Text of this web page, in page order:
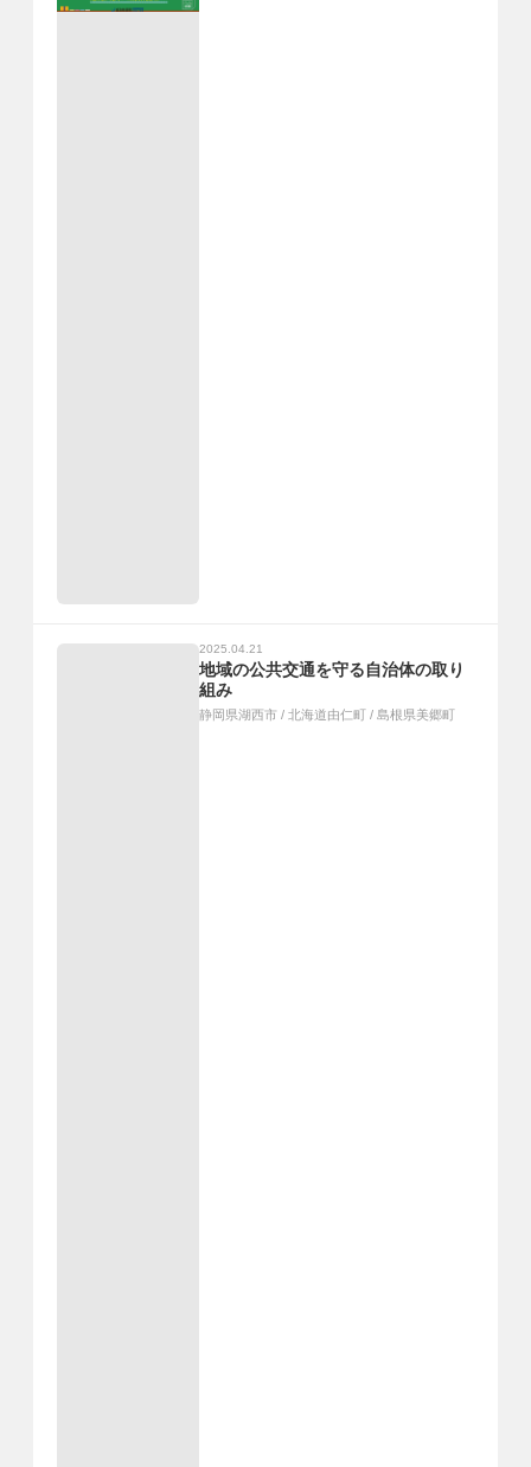
2025.04.21
地域の公共交通を守る自治体の取り
組み
静岡県湖西市 / 北海道由仁町 / 島根県美郷町